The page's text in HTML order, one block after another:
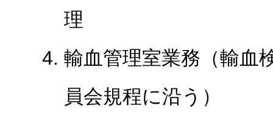
理
輸血管理室業務（輸血
員会規程に沿う）